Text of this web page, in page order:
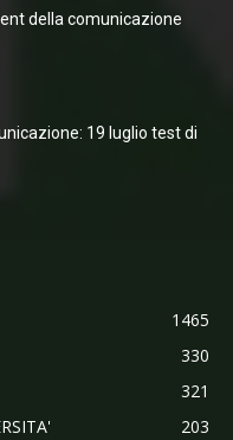
della comunicazione
19 luglio test di
1465
330
321
203